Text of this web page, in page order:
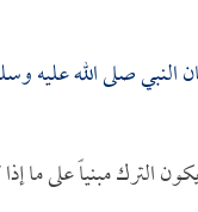
النبي صلى الله عليه
الترك مبنياً على ما